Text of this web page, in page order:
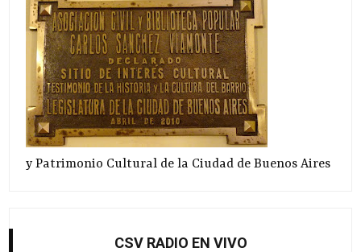
y Patrimonio Cultural de la Ciudad de Buenos Aires
CSV RADIO EN VIVO